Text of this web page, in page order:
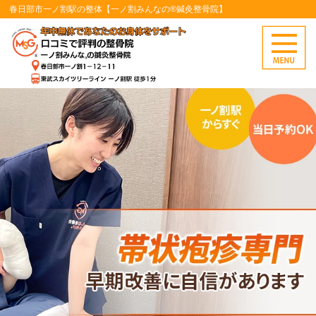
春日部市一ノ割駅の整体【一ノ割みんなの®鍼灸整骨院】